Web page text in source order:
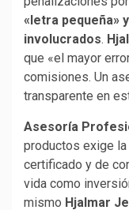
«letra pequeña»
involucrados.
que «el mayor
comisiones. Un
transparente en
Asesoría
productos exige
certificado y de
vida como
mismo Hjalmar